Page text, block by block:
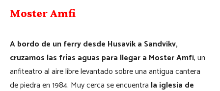
Moster Amfi
A bordo de un ferry desde Husavik a Sandvikv,
cruzamos las frías aguas para llegar a Moster Amfi, un
anfiteatro al aire libre levantado sobre una antigua cantera
de piedra en 1984. Muy cerca se encuentra la iglesia de